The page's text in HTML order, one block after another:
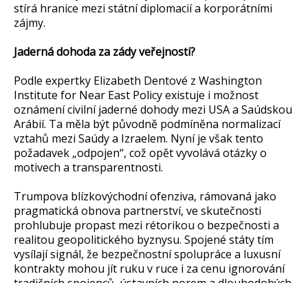
stírá hranice mezi státní diplomacií a korporátními
zájmy.
Jaderná dohoda za zády veřejnosti?
Podle expertky Elizabeth Dentové z Washington
Institute for Near East Policy existuje i možnost
oznámení civilní jaderné dohody mezi USA a Saúdskou
Arábií. Ta měla být původně podmíněna normalizací
vztahů mezi Saúdy a Izraelem. Nyní je však tento
požadavek „odpojen“, což opět vyvolává otázky o
motivech a transparentnosti.
Trumpova blízkovýchodní ofenziva, rámovaná jako
pragmatická obnova partnerství, ve skutečnosti
prohlubuje propast mezi rétorikou o bezpečnosti a
realitou geopolitického byznysu. Spojené státy tím
vysílají signál, že bezpečnostní spolupráce a luxusní
kontrakty mohou jít ruku v ruce i za cenu ignorování